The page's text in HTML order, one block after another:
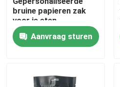
Gevallen
bruine papieren zak
voor je eten
Aanvraag sturen